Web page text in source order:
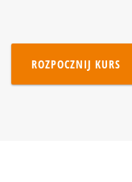
ROZPOCZNIJ KURS